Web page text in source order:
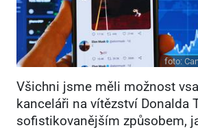
foto:
Všichni jsme měli možnost
kanceláři na vítězství Donalda
sofistikovanějším způsobem,